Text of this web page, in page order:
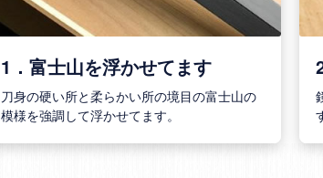
1．富士山を浮かせてます
刀身の硬い所と柔らかい所の境目の富士山の
模様を強調して浮かせてます。